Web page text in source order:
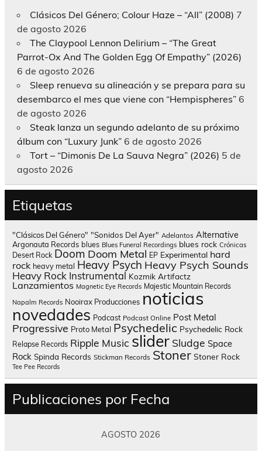
Clásicos Del Género; Colour Haze – “All” (2008) 7
de agosto 2026
The Claypool Lennon Delirium – “The Great
Parrot-Ox And The Golden Egg Of Empathy” (2026)
6 de agosto 2026
Sleep renueva su alineación y se prepara para su
desembarco el mes que viene con “Hempispheres” 6
de agosto 2026
Steak lanza un segundo adelanto de su próximo
álbum con “Luxury Junk” 6 de agosto 2026
Tort – “Dimonis De La Sauva Negra” (2026) 5 de
agosto 2026
Etiquetas
"Clásicos Del Género" "Sonidos Del Ayer" Adelantos Alternative
Argonauta Records blues Blues Funeral Recordings blues rock Crónicas
Desert Rock Doom Doom Metal EP Experimental hard
rock heavy metal Heavy Psych Heavy Psych Sounds
Heavy Rock Instrumental Kozmik Artifactz
Lanzamientos Magnetic Eye Records Majestic Mountain Records
Napalm Records Nooirax Producciones noticias
novedades Podcast Podcast Online Post Metal
Progressive Proto Metal Psychedelic Psychedelic Rock
Relapse Records Ripple Music slider Sludge Space
Rock Spinda Records Stickman Records Stoner Stoner Rock
Tee Pee Records
Publicaciones por Fecha
AGOSTO 2026